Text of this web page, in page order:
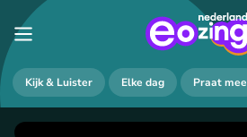
Kijk & Luister Elke dag Praat mee